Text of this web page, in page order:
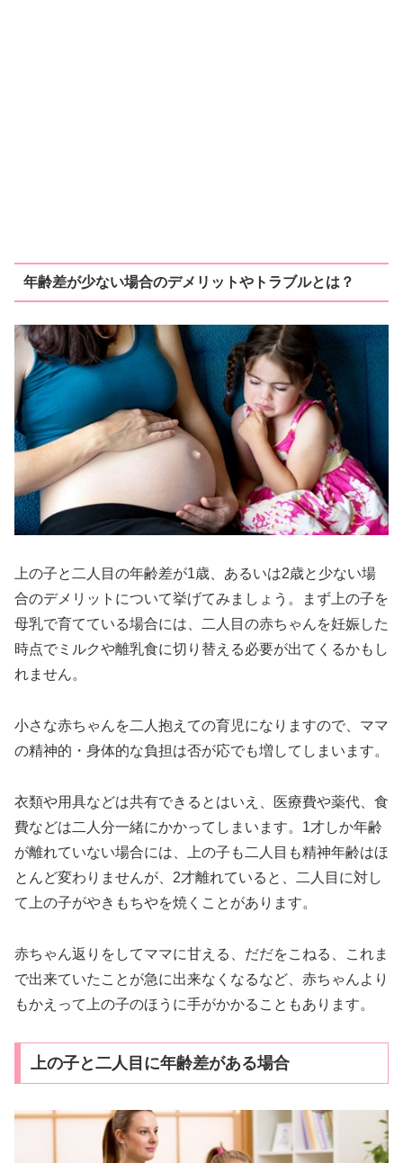
年齢差が少ない場合のデメリットやトラブルとは？
上の子と二人目の年齢差が1歳、あるいは2歳と少ない場
合のデメリットについて挙げてみましょう。まず上の子を
母乳で育てている場合には、二人目の赤ちゃんを妊娠した
時点でミルクや離乳食に切り替える必要が出てくるかもし
れません。
小さな赤ちゃんを二人抱えての育児になりますので、ママ
の精神的・身体的な負担は否が応でも増してしまいます。
衣類や用具などは共有できるとはいえ、医療費や薬代、食
費などは二人分一緒にかかってしまいます。1才しか年齢
が離れていない場合には、上の子も二人目も精神年齢はほ
とんど変わりませんが、2才離れていると、二人目に対し
て上の子がやきもちやを焼くことがあります。
赤ちゃん返りをしてママに甘える、だだをこねる、これま
で出来ていたことが急に出来なくなるなど、赤ちゃんより
もかえって上の子のほうに手がかかることもあります。
上の子と二人目に年齢差がある場合